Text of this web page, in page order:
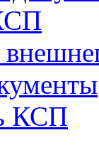
КСП